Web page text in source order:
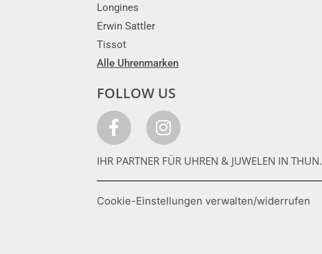
Longines
Erwin Sattler
Tissot
Alle Uhrenmarken
FOLLOW US
IHR PARTNER FÜR UHREN & JUWELEN IN THUN.
Cookie-Einstellungen verwalten/widerrufen